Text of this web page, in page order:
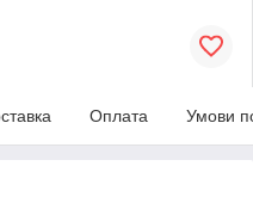
Оплата Умови